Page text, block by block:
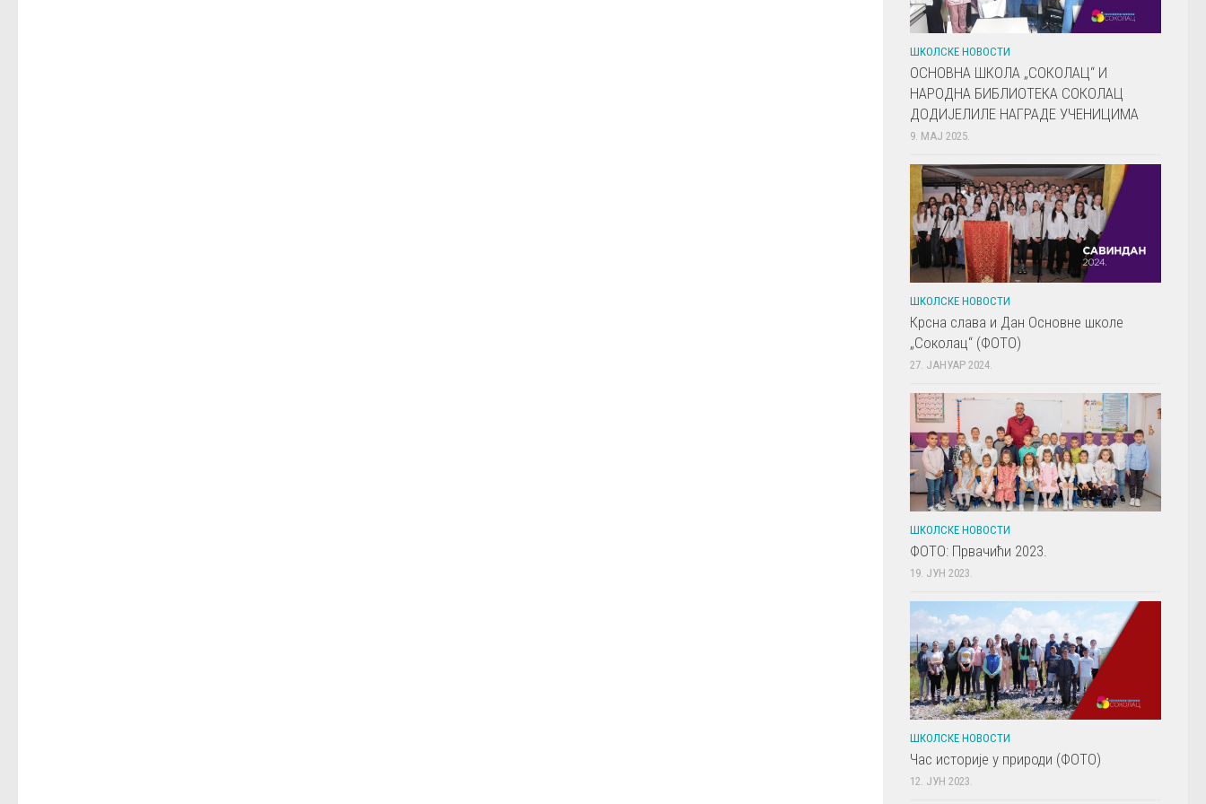
ШКОЛСКЕ НОВОСТИ
ОСНОВНА ШКОЛА „СОКОЛАЦ“ И
НАРОДНА БИБЛИОТЕКА СОКОЛАЦ
ДОДИЈЕЛИЛЕ НАГРАДЕ УЧЕНИЦИМА
9. МАЈ 2025.
ШКОЛСКЕ НОВОСТИ
Крсна слава и Дан Основне школе
„Соколац“ (ФОТО)
27. ЈАНУАР 2024.
ШКОЛСКЕ НОВОСТИ
ФОТО: Првачићи 2023.
19. ЈУН 2023.
ШКОЛСКЕ НОВОСТИ
Час историје у природи (ФОТО)
12. ЈУН 2023.